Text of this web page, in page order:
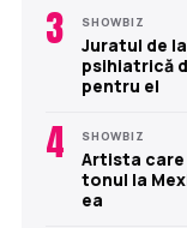
3 SHOWBIZ
Juratul de
psihiatrică
pentru el
4 SHOWBIZ
Artista
tonul la
ea